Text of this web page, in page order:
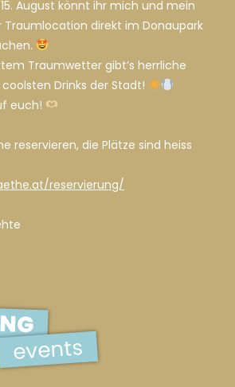
August könnt ihr mich und mein
Traumlocation direkt im Donaupark
Traumwetter gibt’s herrliche
Drinks der Stadt!
euch!
reservieren, die Plätze sind heiss
reservierung/
events